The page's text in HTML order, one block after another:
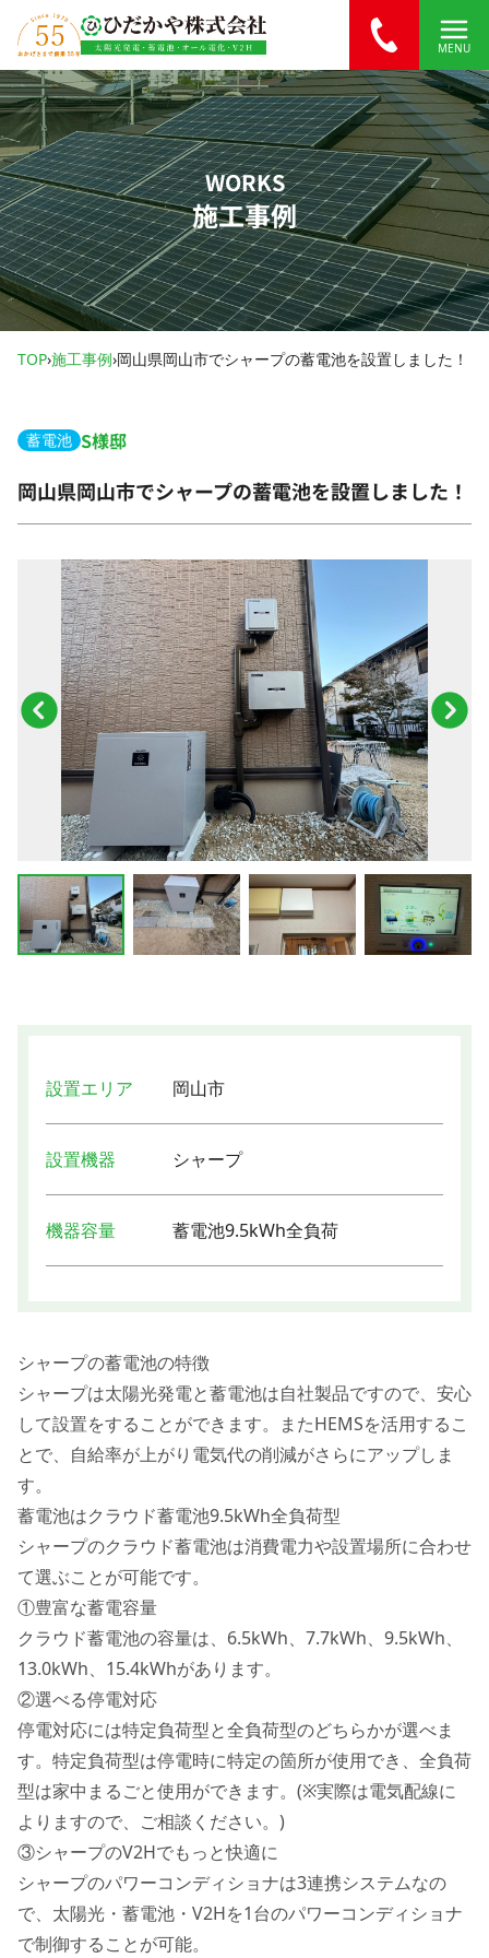
内容をスキップ
MENU
WORKS
施工事例
TOP›施工事例›岡山県岡山市でシャープの蓄電池を設置しました！
蓄電池 S様邸
岡山県岡山市でシャープの蓄電池を設置しました！
設置エリア 岡山市
設置機器 シャープ
機器容量 蓄電池9.5kWh全負荷
シャープの蓄電池の特徴
シャープは太陽光発電と蓄電池は自社製品ですので、安心
して設置をすることができます。またHEMSを活用するこ
とで、自給率が上がり電気代の削減がさらにアップしま
す。
蓄電池はクラウド蓄電池9.5kWh全負荷型
シャープのクラウド蓄電池は消費電力や設置場所に合わせ
て選ぶことが可能です。
①豊富な蓄電容量
クラウド蓄電池の容量は、6.5kWh、7.7kWh、9.5kWh、
13.0kWh、15.4kWhがあります。
②選べる停電対応
停電対応には特定負荷型と全負荷型のどちらかが選べま
す。特定負荷型は停電時に特定の箇所が使用でき、全負荷
型は家中まるごと使用ができます。(※実際は電気配線に
よりますので、ご相談ください。)
③シャープのV2Hでもっと快適に
シャープのパワーコンディショナは3連携システムなの
で、太陽光・蓄電池・V2Hを1台のパワーコンディショナ
で制御することが可能。